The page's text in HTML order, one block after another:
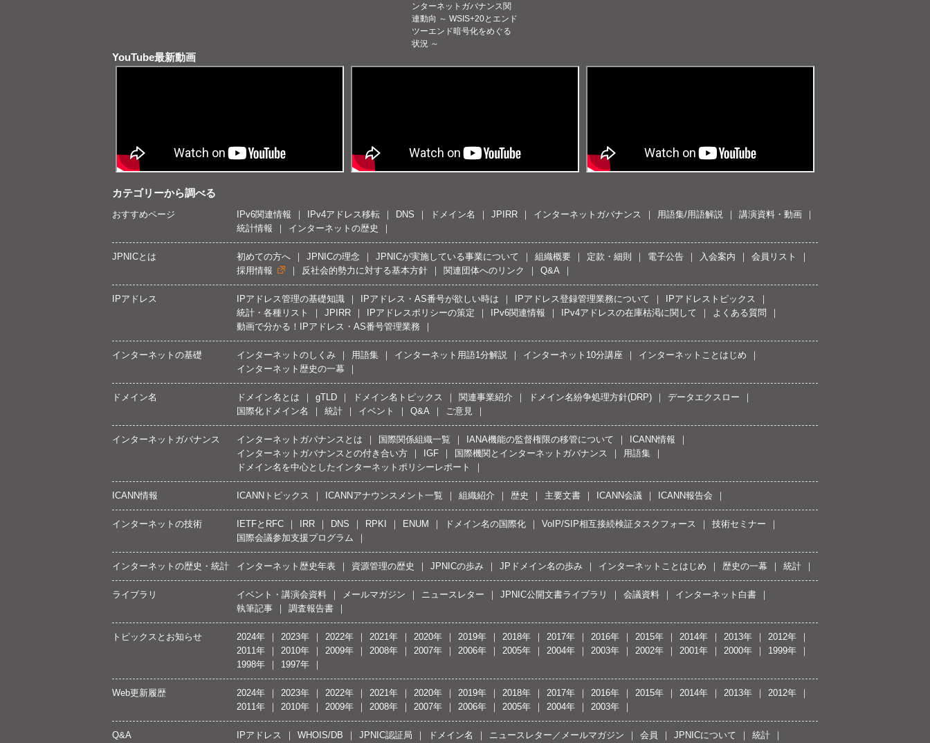
ンターネットガバナンス関
連動向 ～ WSIS+20とエンド
ツーエンド暗号化をめぐる
状況 ～
YouTube最新動画
カテゴリーから調べる
おすすめページ IPv6関連情報 IPv4アドレス移転 DNS ドメイン名 JPIRR インターネットガバナンス 用語集/用語解説
講演資料・動画
統計情報
インターネットの歴史
JPNICとは 初めての方へ JPNICの理念 JPNICが実施している事業について 組織概要 定款・細則 電子公告 入会案内
会員リスト
採用情報
反社会的勢力に対する基本方針 関連団体へのリンク Q&A
IPアドレス IPアドレス管理の基礎知識 IPアドレス・AS番号が欲しい時は IPアドレス登録管理業務について
IPアドレストピックス
統計・各種リスト
JPIRR IPアドレスポリシーの策定 IPv6関連情報 IPv4アドレスの在庫枯渇に関して
よくある質問
動画で分かる！IPアドレス・AS番号管理業務
インターネットの基礎 インターネットのしくみ 用語集 インターネット用語1分解説 インターネット10分講座
インターネットことはじめ
インターネット歴史の一幕
ドメイン名 ドメイン名とは gTLD ドメイン名トピックス 関連事業紹介 ドメイン名紛争処理方針(DRP)
データエクスロー
国際化ドメイン名
統計 イベント Q&A ご意見
インターネットガバナンス インターネットガバナンスとは 国際関係組織一覧 IANA機能の監督権限の移管について
ICANN情報
インターネットガバナンスとの付き合い方
IGF 国際機関とインターネットガバナンス
用語集
ドメイン名を中心としたインターネットポリシーレポート
ICANN情報 ICANNトピックス ICANNアナウンスメント一覧 組織紹介 歴史 主要文書 ICANN会議 ICANN報告会
インターネットの技術 IETFとRFC IRR DNS RPKI ENUM ドメイン名の国際化 VoIP/SIP相互接続検証タスクフォース
技術セミナー
国際会議参加支援プログラム
インターネットの歴史・統計 インターネット歴史年表 資源管理の歴史 JPNICの歩み JPドメイン名の歩み インターネットことはじめ 歴史の一幕 統計
ライブラリ イベント・講演会資料 メールマガジン ニュースレター JPNIC公開文書ライブラリ 会議資料
インターネット白書
執筆記事
調査報告書
トピックスとお知らせ 2024年 2023年 2022年 2021年 2020年 2019年 2018年 2017年 2016年 2015年 2014年 2013年
2012年
2011年
2010年 2009年 2008年 2007年 2006年 2005年 2004年 2003年 2002年 2001年 2000年
1999年
1998年
1997年
Web更新履歴 2024年 2023年 2022年 2021年 2020年 2019年 2018年 2017年 2016年 2015年 2014年 2013年
2012年
2011年
2010年 2009年 2008年 2007年 2006年 2005年 2004年 2003年
Q&A IPアドレス WHOIS/DB JPNIC認証局 ドメイン名 ニュースレター／メールマガジン 会員 JPNICについて
統計